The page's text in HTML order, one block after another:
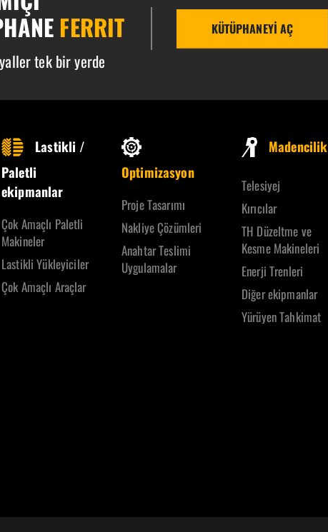
FERRIT
tek bir yerde
KÜTÜPHANEYI AÇ
Lastikli /
Paletli
ekipmanlar
Çok Amaçlı Paletli
Makineler
Lastikli Yükleyiciler
Çok Amaçlı Araçlar
Optimizasyon
Proje Tasarımı
Nakliye Çözümleri
Anahtar Teslimi
Uygulamalar
Madencilik
Telesiyej
Kırıcılar
TH Düzeltme ve
Kesme Makineleri
Enerji Trenleri
Diğer ekipmanlar
Yürüyen Tahkimat